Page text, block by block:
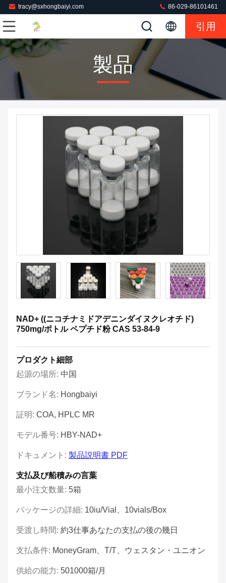
tracy@sxhongbaiyi.com 86-029-86101461
引用
製品
NAD+ ((ニコチナミドアデニンダイヌクレオチド)
750mg/ボトル ペプチド粉 CAS 53-84-9
プロダクト細部
起源の場所: 中国
ブランド名: Hongbaiyi
証明: COA, HPLC MR
モデル番号: HBY-NAD+
ドキュメント: 製品説明書 PDF
支払及び船積みの言葉
最小注文数量: 5箱
パッケージの詳細: 10iu/vial、10vials/box
受渡し時間: 約3仕事あなたの支払の後の幾日
支払条件: MoneyGram、T/T、ウェスタン・ユニオン
供給の能力: 501000箱/月